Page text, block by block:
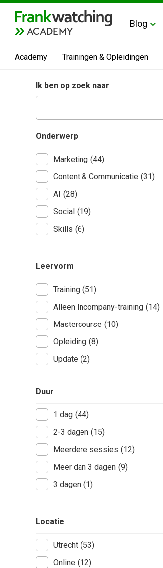
ACADEMY
Blog
Academy Trainingen & Opleidingen
Ik ben op zoek naar
Onderwerp
Marketing (44)
Content & Communicatie (31)
AI (28)
Social (19)
Skills (6)
Leervorm
Training (51)
Alleen Incompany-training (14)
Mastercourse (10)
Opleiding (8)
Update (2)
Duur
1 dag (44)
2-3 dagen (15)
Meerdere sessies (12)
Meer dan 3 dagen (9)
3 dagen (1)
Locatie
Utrecht (53)
Online (12)